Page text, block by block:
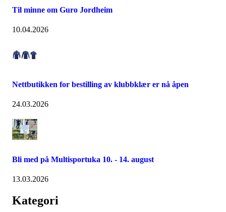
Til minne om Guro Jordheim
10.04.2026
Nettbutikken for bestilling av klubbklær er nå åpen
24.03.2026
Bli med på Multisportuka 10. - 14. august
13.03.2026
Kategori